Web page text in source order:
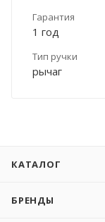
Гарантия
1 год
Тип ручки
рычаг
КАТАЛОГ
БРЕНДЫ